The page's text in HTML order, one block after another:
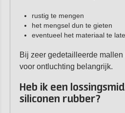
rustig te mengen
het mengsel dun te gieten
eventueel het materiaal te
Bij zeer gedetailleerde
voor ontluchting belangrijk.
Heb ik een
siliconen rubber?